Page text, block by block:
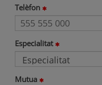
Telèfon
Especialitat
Mutua